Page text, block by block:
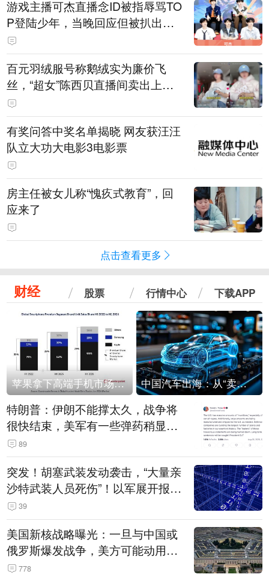
游戏主播可杰直播念ID被指辱骂TO
P登陆少年，当晚回应但被扒出事
后删博，随后发"狗和人的听觉差
异"图文被指二次阴阳粉丝
百元羽绒服号称鹅绒实为廉价飞
丝，“超女”陈西贝直播间卖出上百
万元，被曝售假后她公开道歉，涉
事商家已被立案调查
有奖问答中奖名单揭晓 网友获汪汪
队立大功大电影3电影票
房主任被女儿称“愧疚式教育”，回
应来了
点击查看更多
财经 股票 行情中心 下载APP
苹果拿下高端手机市场65%的份额：iPhone 17系列功不可没 中国汽车出海：从“卖出去”到“走进去”
特朗普：伊朗不能撑太久，战争将
很快结束，美军有一些弹药稍显紧
张！伊朗公布拟议的海峡管理文本
89
突发！胡塞武装发动袭击，“大量亲
沙特武装人员死伤”！以军展开报复
性空袭
39
美国新核战略曝光：一旦与中国或
俄罗斯爆发战争，美方可能动用战
术核武器
778